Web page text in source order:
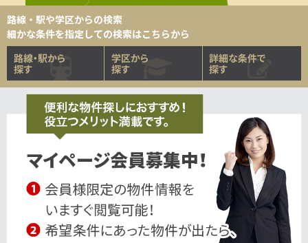
路線・駅や学区からの検索
細かな条件を指定しての検索はこちらから